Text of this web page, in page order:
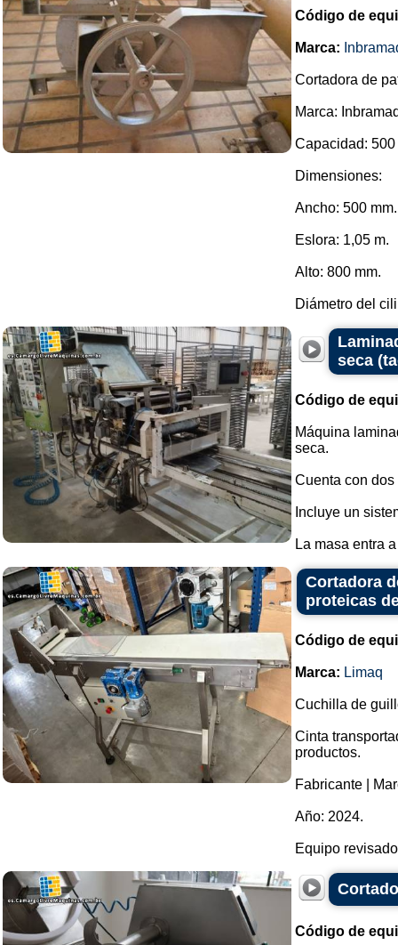
Código de
Marca:
Cortadora de
Marca:
Capacidad:
Dimensiones:
Ancho: 500 mm.
Eslora: 1,05 m.
Alto: 800 mm.
Diámetro del
seca
Código de
Máquina
seca.
Cuenta con
Incluye un
La masa entra
Cortadora
proteicas
Código de
Marca: Limaq
Cuchilla de
Cinta
productos.
Fabricante |
Año: 2024.
Equipo
Código de